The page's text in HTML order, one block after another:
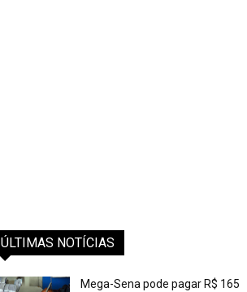
ÚLTIMAS NOTÍCIAS
Mega-Sena pode pagar R$ 165